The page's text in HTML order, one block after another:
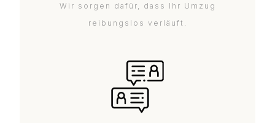
Wir sorgen dafür, dass Ihr Umzug
reibungslos verläuft.